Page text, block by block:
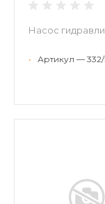
Насос
• Артикул —